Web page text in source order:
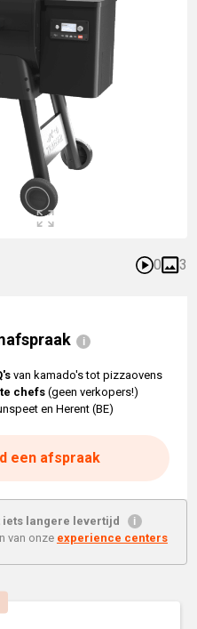
0 3
iets langere levertijd
van onze experience centers
van kamado's tot pizzaovens
chefs (geen verkopers!)
en Herent (BE)
een afspraak